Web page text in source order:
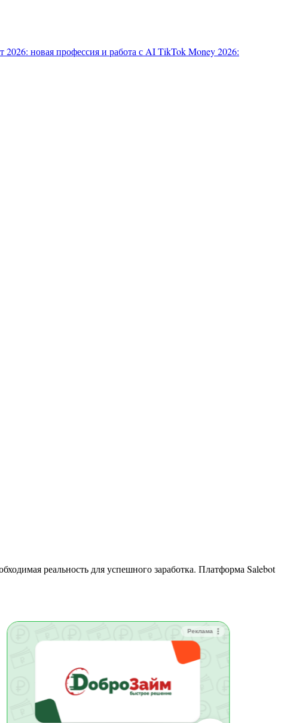
2026: новая профессия и работа с AITikTok Money 2026:
Реклама